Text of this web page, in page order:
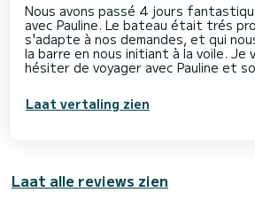
Nous avons passé 4 jours
avec Pauline. Le bateau était trés
s'adapte à nos demandes, et qui
la barre en nous initiant à la voile. Je
hésiter de voyager avec Pauline et
Laat vertaling zien
Laat alle reviews zien